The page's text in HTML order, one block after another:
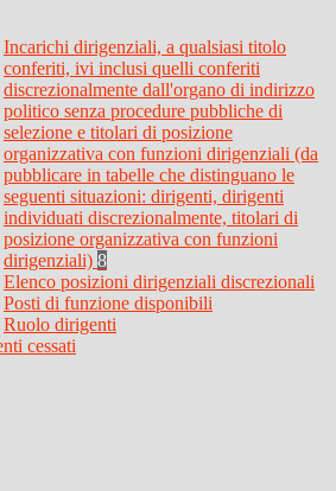
Incarichi dirigenziali, a qualsiasi titolo
conferiti, ivi inclusi quelli conferiti
discrezionalmente dall'organo di indirizzo
politico senza procedure pubbliche di
selezione e titolari di posizione
organizzativa con funzioni dirigenziali (da
pubblicare in tabelle che distinguano le
seguenti situazioni: dirigenti, dirigenti
individuati discrezionalmente, titolari di
posizione organizzativa con funzioni
dirigenziali) 8
Elenco posizioni dirigenziali discrezionali
Posti di funzione disponibili
Ruolo dirigenti
cessati